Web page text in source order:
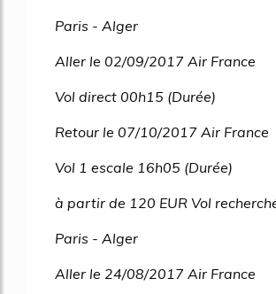
Paris - Alger
Aller le 02/09/2017 Air France
Vol direct 00h15 (Durée)
Retour le 07/10/2017 Air France
Vol 1 escale 16h05 (Durée)
à partir de 120 EUR Vol
Paris - Alger
Aller le 24/08/2017 Air France